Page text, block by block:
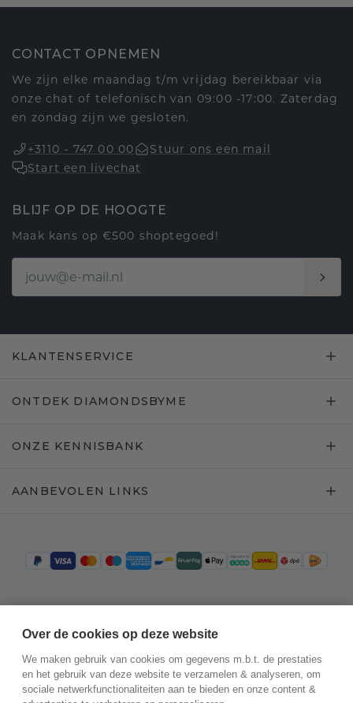
CONTACT OPNEMEN
We zijn elke maandag t/m vrijdag bereikbaar via
onze chat of telefonisch van 09:00 -17:00. Zaterdag
en zondag zijn we gesloten.
+3110 - 747 00 00
Stuur ons een mail
Start een livechat
BLIJF OP DE HOOGTE
Maak kans op €500 shoptegoed!
KLANTENSERVICE
ONTDEK DIAMONDSBYME
ONZE KENNISBANK
AANBEVOLEN LINKS
Over de cookies op deze website
We maken gebruik van cookies om gegevens m.b.t. de prestaties
en het gebruik van deze website te verzamelen & analyseren, om
sociale netwerkfunctionaliteiten aan te bieden en onze content &